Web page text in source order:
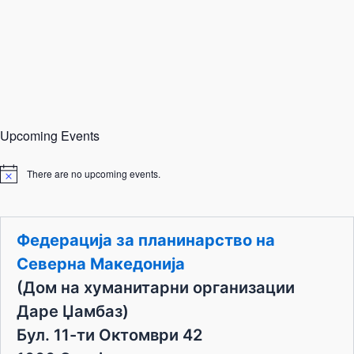
Upcoming Events
N
i
There are no upcoming events.
Федерација за планинарство на
Северна Македонија
(Дом на хуманитарни организации
Даре Џамбаз)
Бул. 11-ти Октомври 42